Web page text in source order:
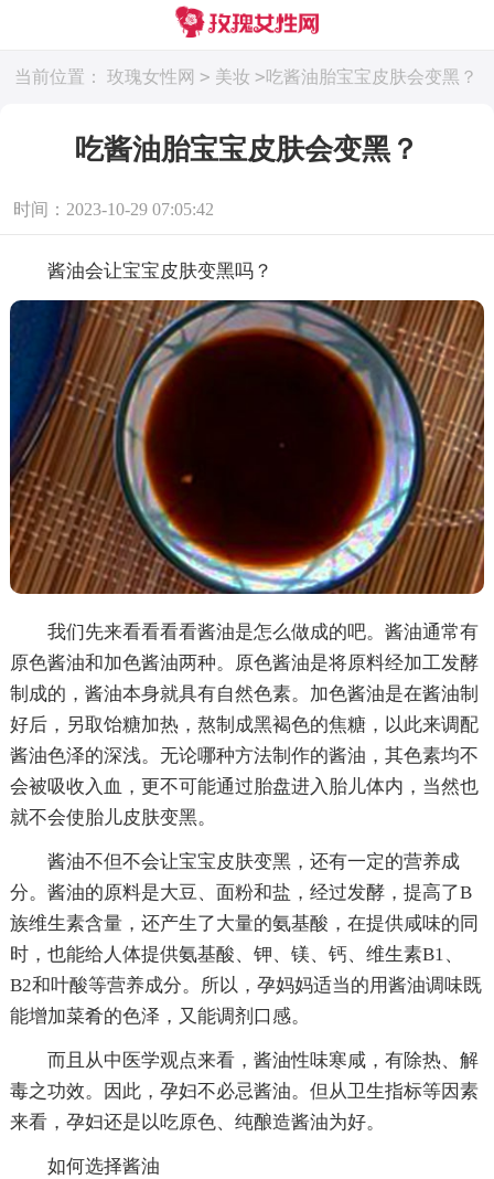
当前位置： 玫瑰女性网 > 美妆 >吃酱油胎宝宝皮肤会变黑？
吃酱油胎宝宝皮肤会变黑？
时间：2023-10-29 07:05:42
酱油会让宝宝皮肤变黑吗？
我们先来看看看看酱油是怎么做成的吧。酱油通常有
原色酱油和加色酱油两种。原色酱油是将原料经加工发酵
制成的，酱油本身就具有自然色素。加色酱油是在酱油制
好后，另取饴糖加热，熬制成黑褐色的焦糖，以此来调配
酱油色泽的深浅。无论哪种方法制作的酱油，其色素均不
会被吸收入血，更不可能通过胎盘进入胎儿体内，当然也
就不会使胎儿皮肤变黑。
酱油不但不会让宝宝皮肤变黑，还有一定的营养成
分。酱油的原料是大豆、面粉和盐，经过发酵，提高了B
族维生素含量，还产生了大量的氨基酸，在提供咸味的同
时，也能给人体提供氨基酸、钾、镁、钙、维生素B1、
B2和叶酸等营养成分。所以，孕妈妈适当的用酱油调味既
能增加菜肴的色泽，又能调剂口感。
而且从中医学观点来看，酱油性味寒咸，有除热、解
毒之功效。因此，孕妇不必忌酱油。但从卫生指标等因素
来看，孕妇还是以吃原色、纯酿造酱油为好。
如何选择酱油